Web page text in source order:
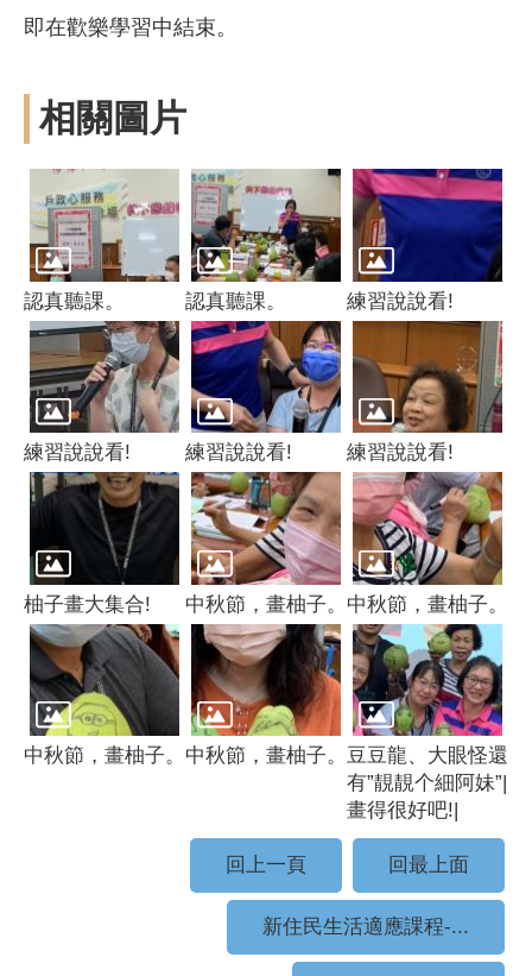
即在歡樂學習中結束。
相關圖片
認真聽課。 認真聽課。 練習說說看!
練習說說看! 練習說說看! 練習說說看!
柚子畫大集合! 中秋節，畫柚子。 中秋節，畫柚子。
中秋節，畫柚子。 中秋節，畫柚子。 豆豆龍、大眼怪還
有”靚靚个細阿妹”|
畫得很好吧!|
回上一頁 回最上面
新住民生活適應課程-...